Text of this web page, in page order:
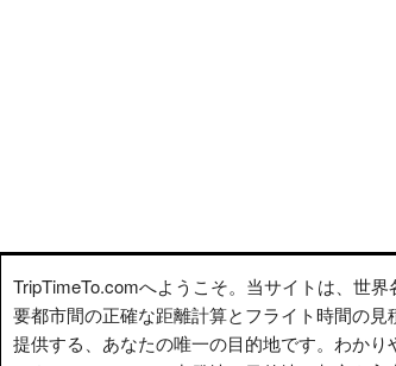
TripTimeTo.comへようこそ。当サイトは、世界
要都市間の正確な距離計算とフライト時間の見
提供する、あなたの唯一の目的地です。わかり